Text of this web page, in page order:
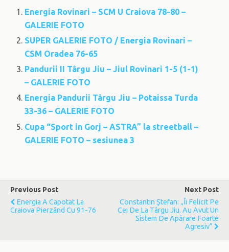
Energia Rovinari – SCM U Craiova 78-80 –
GALERIE FOTO
SUPER GALERIE FOTO / Energia Rovinari –
CSM Oradea 76-65
Pandurii II Târgu Jiu – Jiul Rovinari 1-5 (1-1)
– GALERIE FOTO
Energia Pandurii Târgu Jiu – Potaissa Turda
33-36 – GALERIE FOTO
Cupa “Sport in Gorj – ASTRA” la streetball –
GALERIE FOTO – sesiunea 3
Previous Post
Energia A Capotat La
Craiova Pierzând Cu 91-76
Next Post
Constantin Ştefan: „Îi Felicit Pe
Cei De La Târgu Jiu. Au Avut Un
Sistem De Apărare Foarte
Agresiv”